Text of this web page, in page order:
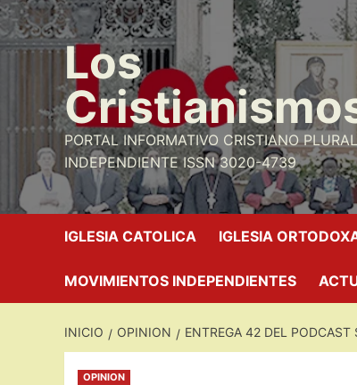
Saltar
al
contenido Los
PORTAL INFORMATIVO CRISTIANO
INDEPENDIENTE ISSN 3020-4739
IGLESIA CATOLICA IGLESIA
MOVIMIENTOS INDEPENDIENTES
INICIO OPINION ENTREGA 42 DEL PODCAST
OPINION